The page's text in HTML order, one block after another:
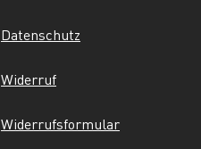
Datenschutz
Widerruf
Widerrufsformular